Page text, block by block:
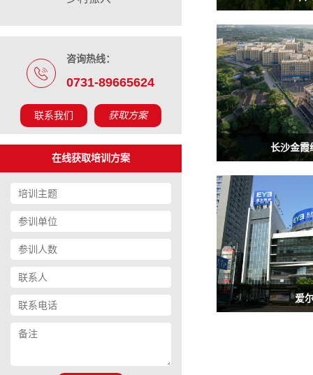
咨询热线：
0731-89665624
联系我们 获取方案
在线获取培训方案
长沙金霞
爱